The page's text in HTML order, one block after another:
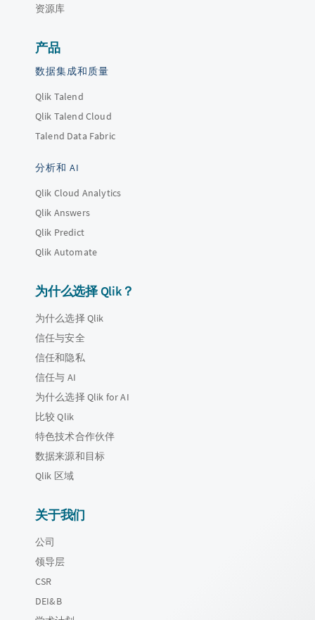
资源库
产品
数据集成和质量
Qlik Talend
Qlik Talend Cloud
Talend Data Fabric
分析和 AI
Qlik Cloud Analytics
Qlik Answers
Qlik Predict
Qlik Automate
为什么选择 Qlik？
为什么选择 Qlik
信任与安全
信任和隐私
信任与 AI
为什么选择 Qlik for AI
比较 Qlik
特色技术合作伙伴
数据来源和目标
Qlik 区域
关于我们
公司
领导层
CSR
DEI&B